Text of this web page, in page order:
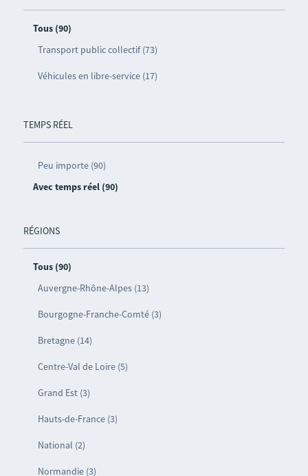
Tous (90)
Transport public collectif (73)
Véhicules en libre-service (17)
TEMPS RÉEL
Peu importe (90)
Avec temps réel (90)
RÉGIONS
Tous (90)
Auvergne-Rhône-Alpes (13)
Bourgogne-Franche-Comté (3)
Bretagne (14)
Centre-Val de Loire (5)
Grand Est (3)
Hauts-de-France (3)
National (2)
Normandie (3)